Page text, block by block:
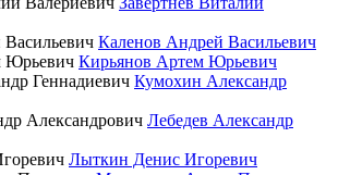
Каленов Андрей Васильевич
Кирьянов Артем Юрьевич
Кумохин Александр
Лебедев Александр
Лыткин Денис Игоревич